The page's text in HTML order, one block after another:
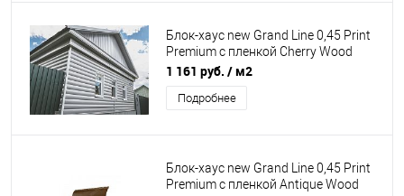
Блок-хаус new Grand Line 0,45 Print
Premium с пленкой Cherry Wood
Fresh TwinColor
1 161 руб. / м2
Подробнее
Блок-хаус new Grand Line 0,45 Print
Premium с пленкой Antique Wood